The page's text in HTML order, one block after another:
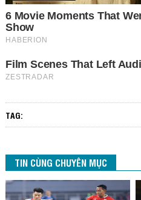
TAG:
TIN CÙNG CHUYÊN MỤC